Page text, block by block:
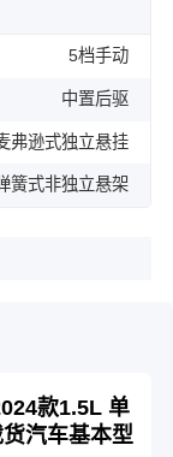
5档手动
中置后驱
弗逊式独立悬挂
簧式非独立悬架
款1.5L 单
汽车基本型